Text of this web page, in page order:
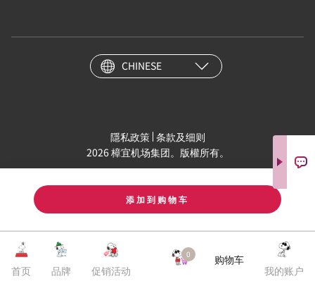
首页 品牌 促销活动
0
购物车
我的账户
添加到购物车
CHINESE
隱私政策 条款及细则
2026 樟宜机场集团。版權所有。